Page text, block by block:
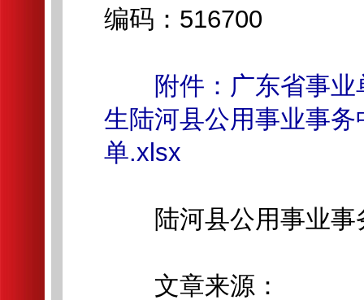
编码：516700
附件：广东省事
生陆河县公用事业事
单.xlsx
陆河县公用事业事
文章来源：